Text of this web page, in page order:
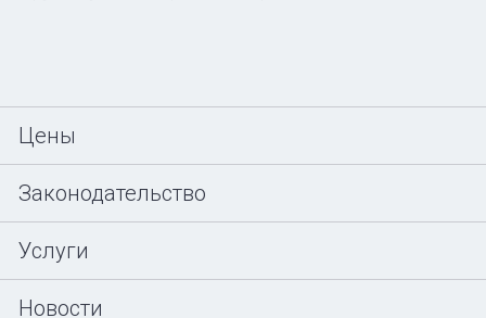
Цены
Законодательство
Услуги
Новости